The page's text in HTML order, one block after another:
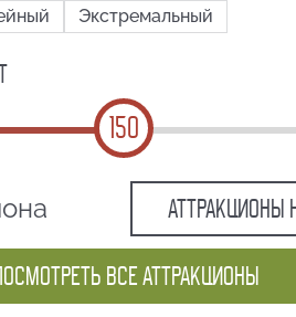
Экстремальный
150
АТТРАКЦИОНЫ
ВСЕ АТТРАКЦИОНЫ